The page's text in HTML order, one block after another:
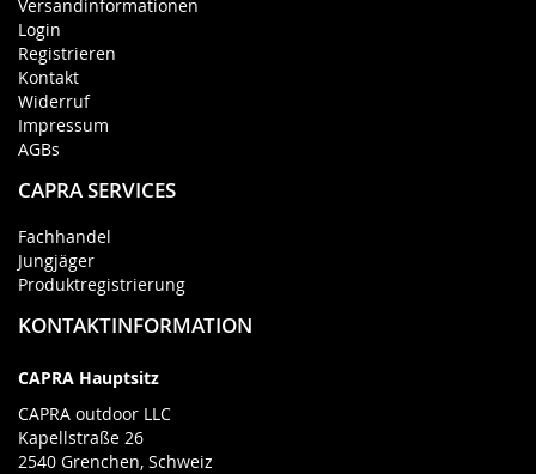
Versandinformationen
Login
Registrieren
Kontakt
Widerruf
Impressum
AGBs
CAPRA SERVICES
Fachhandel
Jungjäger
Produktregistrierung
KONTAKTINFORMATION
CAPRA Hauptsitz
CAPRA outdoor LLC
Kapellstraße 26
2540 Grenchen, Schweiz